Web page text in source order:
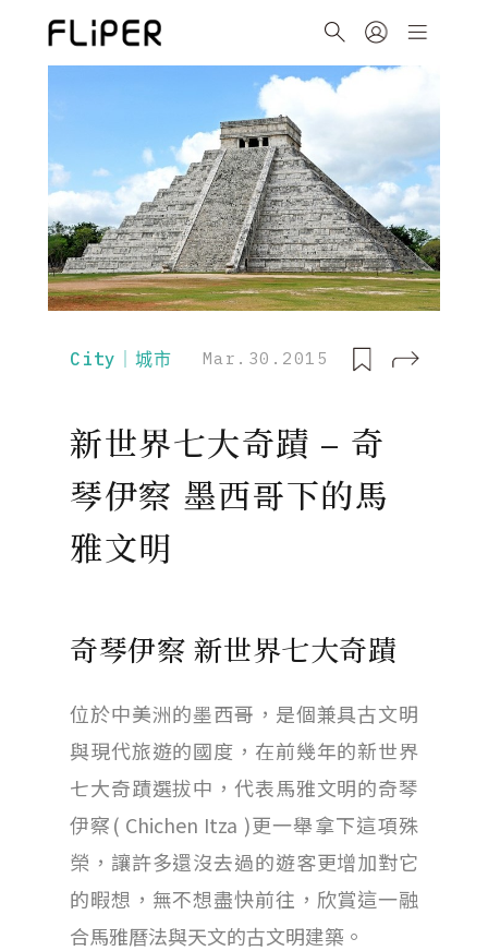
City｜城市 Mar.30.2015
新世界七大奇蹟 – 奇
琴伊察 墨西哥下的馬
雅文明
奇琴伊察 新世界七大奇蹟
位於中美洲的墨西哥，是個兼具古文明
與現代旅遊的國度，在前幾年的新世界
七大奇蹟選拔中，代表馬雅文明的奇琴
伊察( Chichen Itza )更一舉拿下這項殊
榮，讓許多還沒去過的遊客更增加對它
的暇想，無不想盡快前往，欣賞這一融
合馬雅曆法與天文的古文明建築。